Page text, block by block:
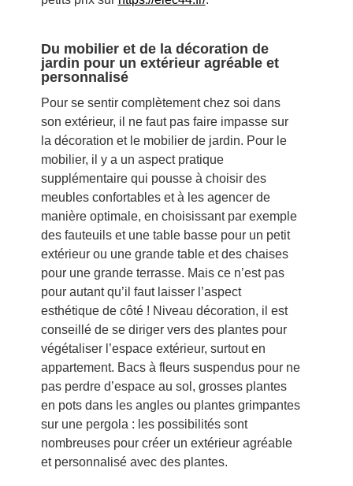
Du mobilier et de la décoration de
jardin pour un extérieur agréable et
personnalisé
Pour se sentir complètement chez soi dans
son extérieur, il ne faut pas faire impasse sur
la décoration et le mobilier de jardin. Pour le
mobilier, il y a un aspect pratique
supplémentaire qui pousse à choisir des
meubles confortables et à les agencer de
manière optimale, en choisissant par exemple
des fauteuils et une table basse pour un petit
extérieur ou une grande table et des chaises
pour une grande terrasse. Mais ce n’est pas
pour autant qu’il faut laisser l’aspect
esthétique de côté ! Niveau décoration, il est
conseillé de se diriger vers des plantes pour
végétaliser l’espace extérieur, surtout en
appartement. Bacs à fleurs suspendus pour ne
pas perdre d’espace au sol, grosses plantes
en pots dans les angles ou plantes grimpantes
sur une pergola : les possibilités sont
nombreuses pour créer un extérieur agréable
et personnalisé avec des plantes.